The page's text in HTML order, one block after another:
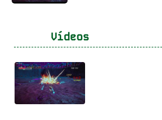
Vídeos